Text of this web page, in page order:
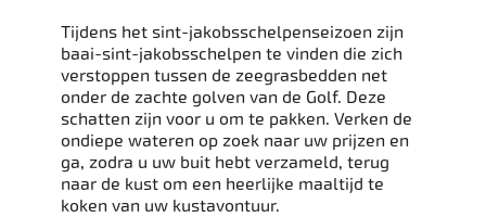
Tijdens het sint-jakobsschelpenseizoen zijn
baai-sint-jakobsschelpen te vinden die zich
verstoppen tussen de zeegrasbedden net
onder de zachte golven van de Golf. Deze
schatten zijn voor u om te pakken. Verken de
ondiepe wateren op zoek naar uw prijzen en
ga, zodra u uw buit hebt verzameld, terug
naar de kust om een heerlijke maaltijd te
koken van uw kustavontuur.